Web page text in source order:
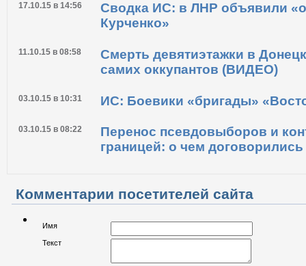
17.10.15 в 14:56
Сводка ИС: в ЛНР объявили
Курченко»
11.10.15 в 08:58
Смерть девятиэтажки в
самих оккупантов (ВИДЕО)
03.10.15 в 10:31 ИС: Боевики «бригады»
03.10.15 в 08:22
Перенос псевдовыборов и
границей: о чем
Комментарии посетителей сайта
Имя
Текст